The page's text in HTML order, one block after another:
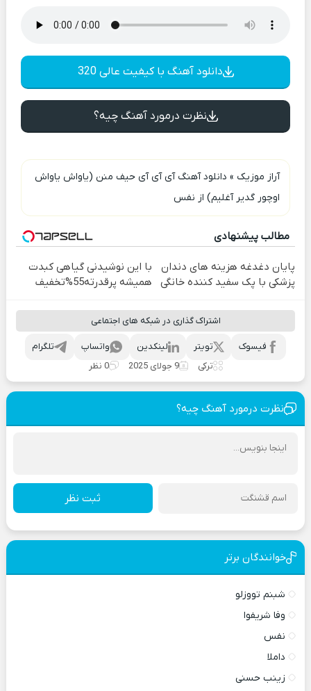
دانلود آهنگ با کیفیت عالی 320
نظرت درمورد آهنگ چیه؟
آراز موزیک » دانلود آهنگ آی آی آی حیف منن (یاواش یاواش
اوچور گدیر آغلیم) از نفس
مطالب پیشنهادی
پایان دغدغه هزینه های دندان
پزشکی با پک سفید کننده خانگی
با این نوشیدنی گیاهی کبدت
همیشه پرقدرته55%تخفیف
اشتراک گذاری در شبکه های اجتماعی
تلگرام واتساپ لینکدین تویتر
فیسوک
ترکی
9 جولای 2025 0 نظر
نظرت درمورد آهنگ چیه؟
ثبت نظر
خوانندگان برتر
شبنم تووزلو
وفا شریفوا
نفس
داملا
زینب حسنی